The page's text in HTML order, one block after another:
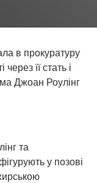
в прокуратуру
її стать і
Джоан Роулінг
та
у позові